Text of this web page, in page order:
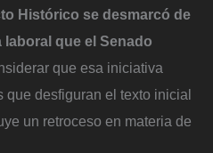
Histórico se desmarcó de
que el Senado
que esa iniciativa
que desfiguran el texto inicial
un retroceso en materia de